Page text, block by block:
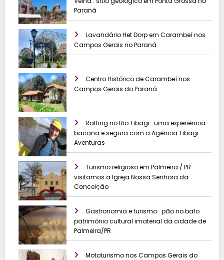
Paraná
Lavandário Het Dorp em Carambeí nos
Campos Gerais no Paraná
Centro Histórico de Carambeí nos
Campos Gerais do Paraná
Rafting no Rio Tibagi : uma experiência
bacana e segura com a Agência Tibagi
Aventuras
Turismo religioso em Palmeira / PR :
visitamos a Igreja Nossa Senhora da
Conceição
Gastronomia e turismo : pão no bafo
patrimônio cultural imaterial da cidade de
Palmeira/PR
Mototurismo nos Campos Gerais do